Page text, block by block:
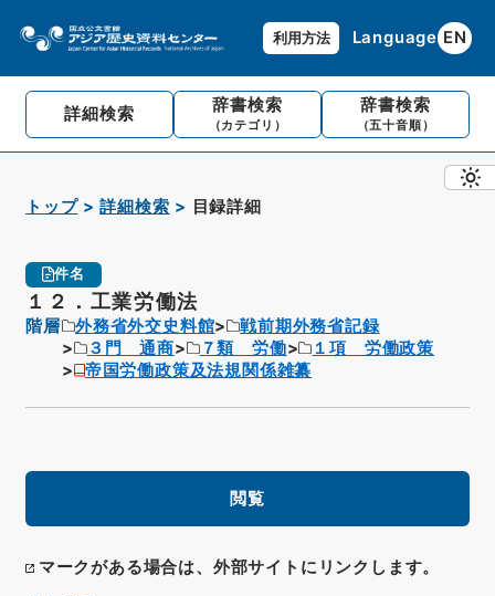
利用方法 Language EN
詳細検索 辞書検索
（カテゴリ）
辞書検索
（五十音順）
トップ 詳細検索 目録詳細
件名
１２．工業労働法
階層 外務省外交史料館
戦前期外務省記録
３門 通商
７類 労働
１項 労働政策
帝国労働政策及法規関係雑纂
閲覧
マークがある場合は、外部サイトにリンクします。